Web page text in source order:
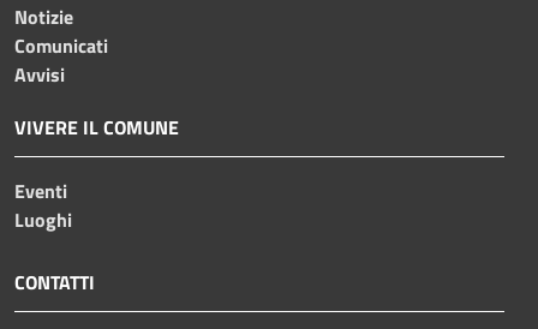
Notizie
Comunicati
Avvisi
VIVERE IL COMUNE
Eventi
Luoghi
CONTATTI